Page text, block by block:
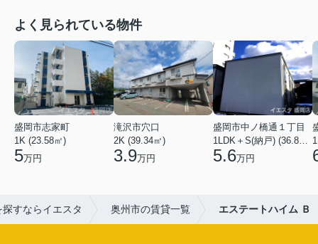
よく見られている物件
盛岡市志家町
1K (23.58㎡)
5万円
滝沢市穴口
2K (39.34㎡)
3.9万円
盛岡市中ノ橋通１丁目
1LDK＋S(納戸) (36.80㎡)
5.6万円
すならイエスタ 奥州市の賃貸一覧 エステートハイム Ｂ